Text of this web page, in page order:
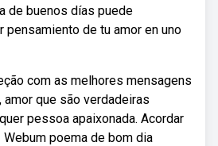
de buenos días puede
pensamiento de tu amor en uno
com as melhores mensagens
que são verdadeiras
pessoa apaixonada. Acordar
poema de bom dia